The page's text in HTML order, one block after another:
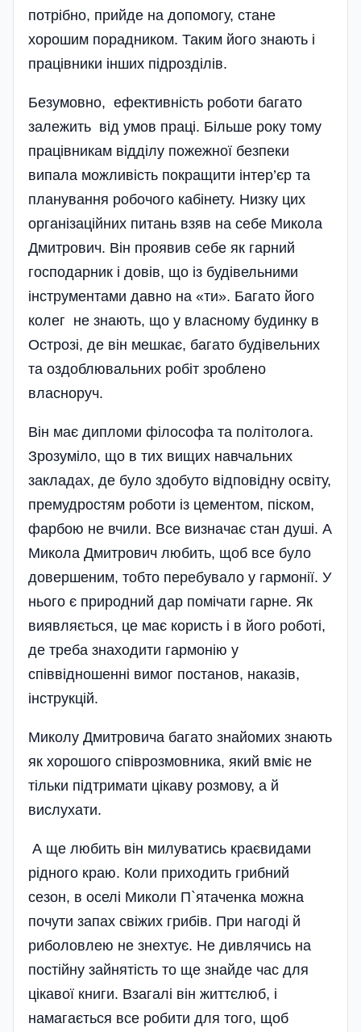
потрібно, прийде на допомогу, стане
хорошим порадником. Таким його знають і
працівники інших підрозділів.
Безумовно, ефективність роботи багато
залежить від умов праці. Більше року тому
працівникам відділу пожежної безпеки
випала можливість покращити інтер’єр та
планування робочого кабі­нету. Низку цих
організаційних питань взяв на себе Микола
Дмитрович. Він проявив себе як гарний
господарник і довів, що із будівельними
інструментами давно на «ти». Багато його
колег не знають, що у власному будинку в
Острозі, де він мешкає, багато будівельних
та оздоблювальних робіт зроблено
власноруч.
Він має дипломи філософа та політолога.
Зрозуміло, що в тих вищих навчальних
закладах, де було здобуто відповідну освіту,
премудростям роботи із цементом, піском,
фарбою не вчили. Все визначає стан душі. А
Микола Дмитрович любить, щоб все було
довершеним, тобто перебувало у гармонії. У
нього є природний дар помічати гарне. Як
виявляється, це має користь і в його роботі,
де треба знаходити гармонію у
співвідношенні вимог постанов, наказів,
інструкцій.
Миколу Дмитровича багато знайомих знають
як хорошого співрозмовника, який вміє не
тільки підтримати цікаву розмову, а й
вислухати.
А ще любить він милуватись краєвидами
рідного краю. Коли приходить грибний
сезон, в оселі Миколи П`ятаченка можна
почути запах свіжих грибів. При нагоді й
риболовлею не знехтує. Не дивлячись на
постійну зайнятість то ще знайде час для
цікавої книги. Взагалі він життєлюб, і
намагається все робити для того, щоб